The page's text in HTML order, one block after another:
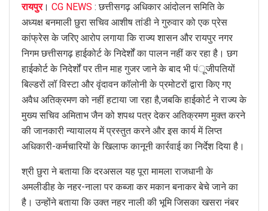
रायपुर। CG NEWS : छत्तीसगढ़ अधिकार आंदोलन समिति के
अध्यक्ष बनमाली छुरा सचिव आशीष तांडी ने गुरुवार को एक प्रेस
कांफ्रेस के जरिए आरोप लगाया कि राज्य शासन और रायपुर नगर
निगम छत्तीसगढ़ हाईकोर्ट के निदेर्शों का पालन नहीं कर रहा है। छग
हाईकोर्ट के निदेर्शों पर तीन माह गुजर जाने के बाद भी पंूजीपतियों
बिल्डरों लॉ विस्टा और वृंदावन कॉलोनी के प्रमोटरों द्वारा किए गए
अवैध अतिक्रमण को नहीं हटाया जा रहा है,जबकि हाईकोर्ट ने राज्य के
मुख्य सचिव अमिताभ जैन को शपथ पत्र देकर अतिक्रमण मुक्त करने
की जानकारी न्यायालय में प्रस्तुत करने और इस कार्य में लिप्त
अधिकारी-कर्मचारियों के खिलाफ कानूनी कार्रवाई का निर्देश दिया है।
श्री छुरा ने बताया कि दरअसल यह पूरा मामला राजधानी के
अमलीडीह के नहर-नाला पर कब्जा कर मकान बनाकर बेचे जाने का
है। उन्होंने बताया कि उक्त नहर नाली की भूमि जिसका खसरा नंबर